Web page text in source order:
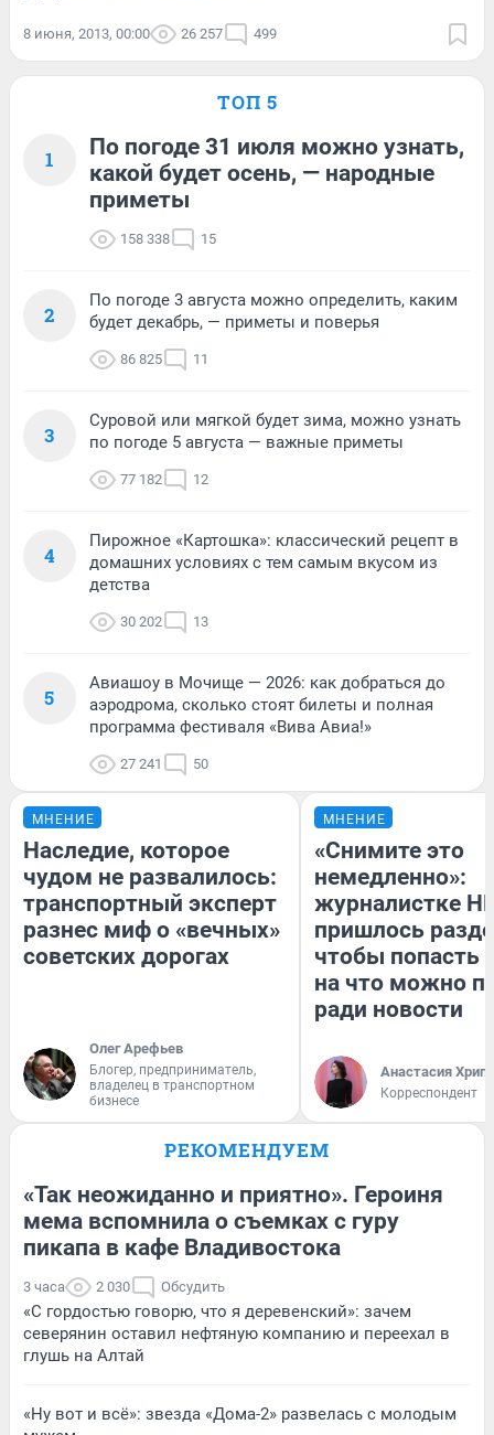
8 июня, 2013, 00:00 26 257 499
ТОП 5
1
По погоде 31 июля можно узнать,
какой будет осень, — народные
приметы
158 338 15
2
По погоде 3 августа можно определить, каким
будет декабрь, — приметы и поверья
86 825 11
3
Суровой или мягкой будет зима, можно узнать
по погоде 5 августа — важные приметы
77 182 12
4
Пирожное «Картошка»: классический рецепт в
домашних условиях с тем самым вкусом из
детства
30 202 13
5
Авиашоу в Мочище — 2026: как добраться до
аэродрома, сколько стоят билеты и полная
программа фестиваля «Вива Авиа!»
27 241 50
МНЕНИЕ
Наследие, которое
чудом не развалилось:
транспортный эксперт
разнес миф о «вечных»
советских дорогах
Олег Арефьев
Блогер, предприниматель,
владелец в транспортном
бизнесе
МНЕНИЕ
«Снимите это
немедленно»:
журналистке
пришлось
чтобы попасть
на что можно
ради новости
Анастасия
Корреспондент
РЕКОМЕНДУЕМ
«Так неожиданно и приятно». Героиня
мема вспомнила о съемках с гуру
пикапа в кафе Владивостока
3 часа 2 030 Обсудить
«С гордостью говорю, что я деревенский»: зачем
северянин оставил нефтяную компанию и переехал в
глушь на Алтай
«Ну вот и всё»: звезда «Дома-2» развелась с молодым